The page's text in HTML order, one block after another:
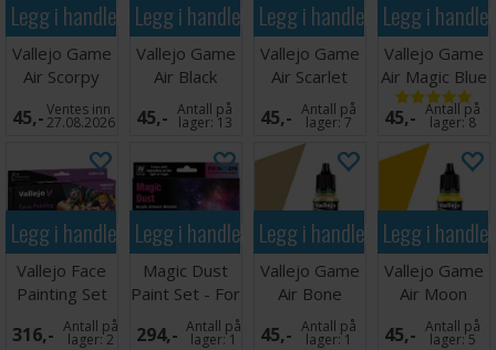
Vallejo # 76.031
Legg i handlekurven
Vallejo Game
Air Scorpy
Green
45,-Ventes inn
27.08.2026
Legg i handlekurven
Vallejo Game
Air Black
45,- Antall på
lager: 13
Legg i handlekurven
Vallejo Game
Air Scarlet
Red
45,- Antall på
lager:7
Legg i
Vallejo Game
Air Magic Blue
45,- Antall på
lager:8
Legg i handlekurven
Vallejo Face
Painting Set
316,- Antall på
lager:2
Legg i handlekurven
Magic Dust
Paint Set - For
Airbrush
294,- Antall på
lager:1
Legg i handlekurven
Vallejo Game
Air Bone
White
45,- Antall på
lager:1
Legg i
Vallejo Game
Air Moon
Yellow
45,- Antall på
lager:5